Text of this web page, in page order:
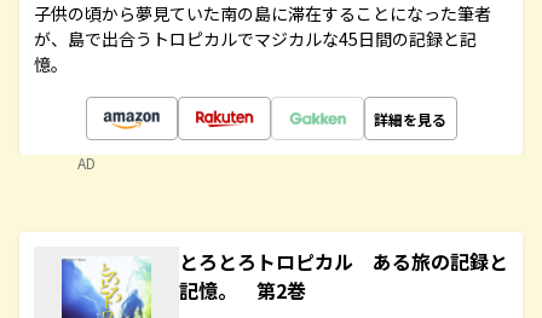
子供の頃から夢見ていた南の島に滞在することになった筆者
が、島で出合うトロピカルでマジカルな45日間の記録と記
憶。
詳細を見る
AD
とろとろトロピカル ある旅の記録と
記憶。 第2巻